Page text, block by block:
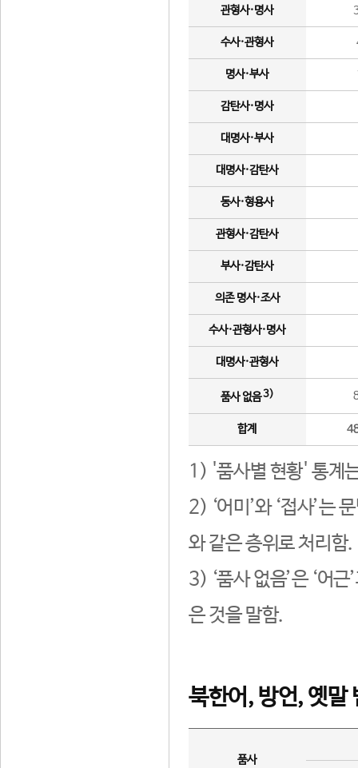
관형사·명사
수사·관형사
명사·부사
감탄사·명사
대명사·부사
대명사·감탄사
동사·형용사
관형사·감탄사
부사·감탄사
의존 명사·조사
수사·관형사·명사
대명사·관형사
품사 없음3)
합계
1) '품사별 현황' 통계
2) ‘어미’와 ‘접사’는
와 같은 층위로 처리함.
3) ‘품사 없음’은 ‘어
은 것을 말함.
북한어, 방언, 옛말
품사